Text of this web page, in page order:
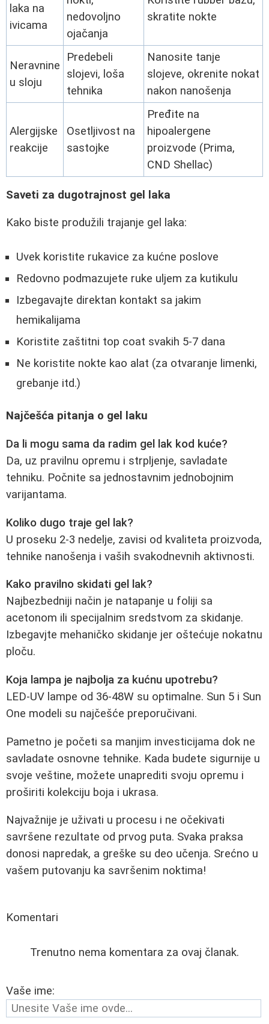
laka na
ivicama
nedovoljno
ojačanja
skratite nokte
Neravnine
u sloju
Predebeli
slojevi, loša
tehnika
Nanosite tanje
slojeve, okrenite nokat
nakon nanošenja
Alergijske
reakcije
Osetljivost na
sastojke
Pređite na
hipoalergene
proizvode (Prima,
CND Shellac)
Saveti za dugotrajnost gel laka
Kako biste produžili trajanje gel laka:
Uvek koristite rukavice za kućne poslove
Redovno podmazujete ruke uljem za kutikulu
Izbegavajte direktan kontakt sa jakim
hemikalijama
Koristite zaštitni top coat svakih 5-7 dana
Ne koristite nokte kao alat (za otvaranje limenki,
grebanje itd.)
Najčešća pitanja o gel laku
Da li mogu sama da radim gel lak kod kuće?
Da, uz pravilnu opremu i strpljenje, savladate
tehniku. Počnite sa jednostavnim jednobojnim
varijantama.
Koliko dugo traje gel lak?
U proseku 2-3 nedelje, zavisi od kvaliteta proizvoda,
tehnike nanošenja i vaših svakodnevnih aktivnosti.
Kako pravilno skidati gel lak?
Najbezbedniji način je natapanje u foliji sa
acetonom ili specijalnim sredstvom za skidanje.
Izbegavjte mehaničko skidanje jer oštećuje nokatnu
ploču.
Koja lampa je najbolja za kućnu upotrebu?
LED-UV lampe od 36-48W su optimalne. Sun 5 i Sun
One modeli su najčešće preporučivani.
Pametno je početi sa manjim investicijama dok ne
savladate osnovne tehnike. Kada budete sigurnije u
svoje veštine, možete unaprediti svoju opremu i
proširiti kolekciju boja i ukrasa.
Najvažnije je uživati u procesu i ne očekivati
savršene rezultate od prvog puta. Svaka praksa
donosi napredak, a greške su deo učenja. Srećno u
vašem putovanju ka savršenim noktima!
Komentari
Trenutno nema komentara za ovaj članak.
Vaše ime: